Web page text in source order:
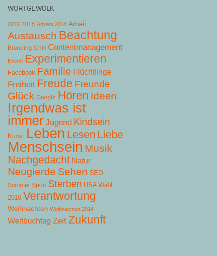
WORTGEWÖLK
2015 2016 Advent 2014 Arbeit
Austausch Beachtung
Branding Chill Contentmanagement
Essen Experimentieren
Facebook Familie Flüchtlinge
Freiheit Freude Freunde
Glück Google Hören Ideen
Irgendwas ist
immer Jugend Kindsein
Kunst Leben Lesen Liebe
Menschsein Musik
Nachgedacht Natur
Neugierde Sehen SEO
Sommer Sport Sterben USA Wahl
2016 Verantwortung
Weihnachten Weihnachten 2014
Weltbuchtag Zeit Zukunft